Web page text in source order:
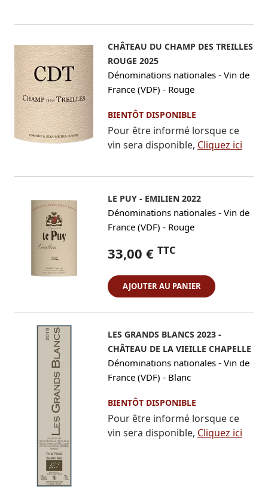
CHÂTEAU DU CHAMP DES TREILLES
ROUGE 2025
Dénominations nationales - Vin de
France (VDF) - Rouge
BIENTÔT DISPONIBLE
Pour être informé lorsque ce
vin sera disponible, Cliquez ici
LE PUY - EMILIEN 2022
Dénominations nationales - Vin de
France (VDF) - Rouge
33,00 € TTC
AJOUTER AU PANIER
LES GRANDS BLANCS 2023 -
CHÂTEAU DE LA VIEILLE CHAPELLE
Dénominations nationales - Vin de
France (VDF) - Blanc
BIENTÔT DISPONIBLE
Pour être informé lorsque ce
vin sera disponible, Cliquez ici